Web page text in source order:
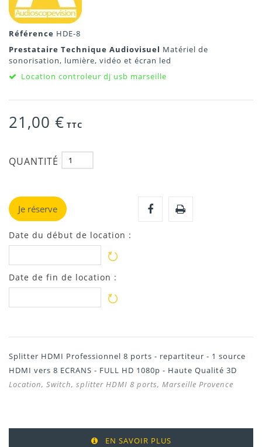
Référence HDE-8
Prestataire Technique Audiovisuel Matériel de
sonorisation, lumière, vidéo et écran led
Location controleur dj usb marseille
21,00 € TTC
QUANTITÉ
Je réserve
Date du début de location :
Date de fin de location :
Splitter HDMI Professionnel 8 ports - repartiteur - 1 source
HDMI vers 8 ECRANS - FULL HD 1080p - Haute Qualité 3D
Location, Switch, splitter HDMI 8 ports, Marseille Provence
EN SAVOIR PLUS